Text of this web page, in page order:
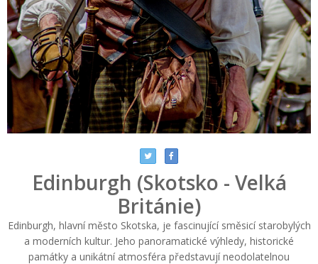
Edinburgh (Skotsko - Velká
Británie)
Edinburgh, hlavní město Skotska, je fascinující směsicí starobylých
a moderních kultur. Jeho panoramatické výhledy, historické
památky a unikátní atmosféra představují neodolatelnou